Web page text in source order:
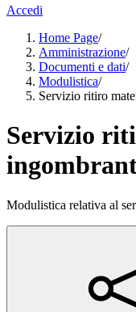
Accedi
Home Page/
Amministrazione/
Documenti e dati/
Modulistica/
Servizio ritiro
Servizio
Modulistica relativa al